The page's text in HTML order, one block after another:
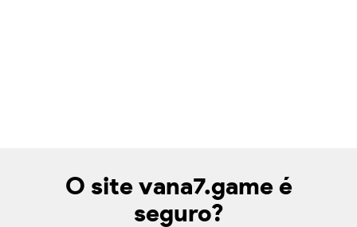
O site vana7.game é
seguro?